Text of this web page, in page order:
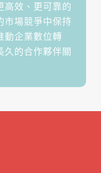
高效、更可靠的
市場競爭中保持
動企業數位轉
久的合作夥伴關